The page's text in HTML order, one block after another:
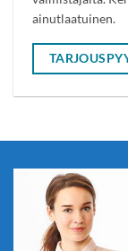
ainutlaatuinen.